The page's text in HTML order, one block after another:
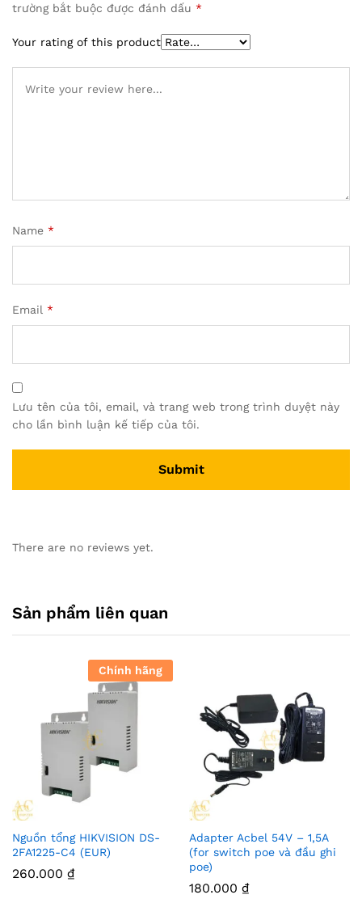
trường bắt buộc được đánh dấu *
Your rating of this product
Name *
Email *
Lưu tên của tôi, email, và trang web trong trình duyệt này
cho lần bình luận kế tiếp của tôi.
There are no reviews yet.
Sản phẩm liên quan
Chính hãng
Nguồn tổng HIKVISION DS-
2FA1225-C4 (EUR)
260.000 ₫
Adapter Acbel 54V – 1,5A
(for switch poe và đầu ghi
poe)
180.000 ₫